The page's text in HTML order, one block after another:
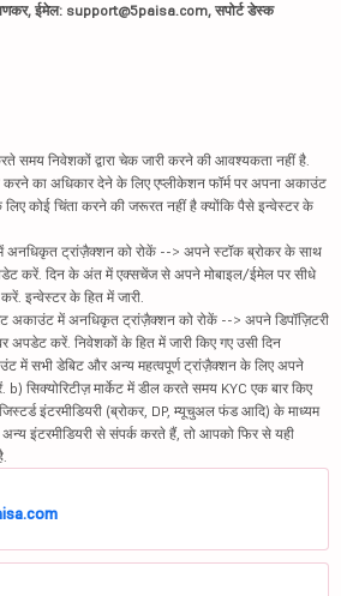
ईमेल: support@5paisa.com, सपोर्ट डेस्क
समय निवेशकों द्वारा चेक जारी करने की आवश्यकता नहीं है.
का अधिकार देने के लिए एप्लीकेशन फॉर्म पर अपना अकाउंट
कोई चिंता करने की जरूरत नहीं है क्योंकि पैसे इन्वेस्टर के
ट्रांज़ैक्शन को रोकें --> अपने स्टॉक ब्रोकर के साथ
करें. दिन के अंत में एक्सचेंज से अपने मोबाइल/ईमेल पर सीधे
इन्वेस्टर के हित में जारी.
अकाउंट में अनधिकृत ट्रांज़ैक्शन को रोकें --> अपने डिपॉज़िटरी
अपडेट करें. निवेशकों के हित में जारी किए गए उसी दिन
में सभी डेबिट और अन्य महत्वपूर्ण ट्रांज़ैक्शन के लिए अपने
b) सिक्योरिटीज़ मार्केट में डील करते समय KYC एक बार किए
इंटरमीडियरी (ब्रोकर, DP, म्यूचुअल फंड आदि) के माध्यम
इंटरमीडियरी से संपर्क करते हैं, तो आपको फिर से यही